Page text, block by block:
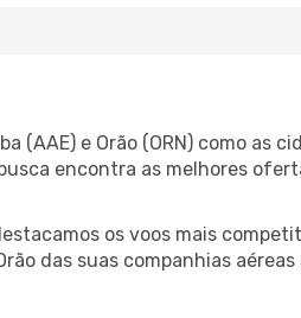
(AAE) e Orão (ORN) como as
encontra as melhores
os voos mais
das suas companhias